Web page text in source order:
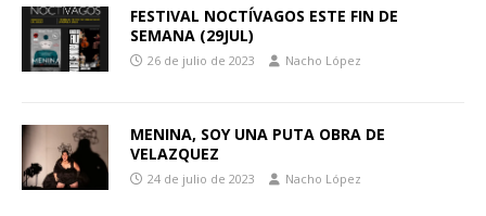
FESTIVAL NOCTÍVAGOS ESTE FIN DE
SEMANA (29JUL)
26 de julio de 2023 Nacho López
MENINA, SOY UNA PUTA OBRA DE
VELAZQUEZ
24 de julio de 2023 Nacho López